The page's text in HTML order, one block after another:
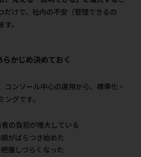
だけで、社内の不安（管理できるの
。
かじめ決めておく
コンソール中心の運用から、標準化・
グです。
の負担が増大している
がばらつき始めた
握しづらくなった